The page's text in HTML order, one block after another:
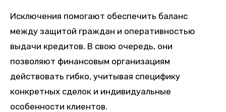
Исключения помогают обеспечить баланс
между защитой граждан и оперативностью
выдачи кредитов. В свою очередь, они
позволяют финансовым организациям
действовать гибко, учитывая специфику
конкретных сделок и индивидуальные
особенности клиентов.